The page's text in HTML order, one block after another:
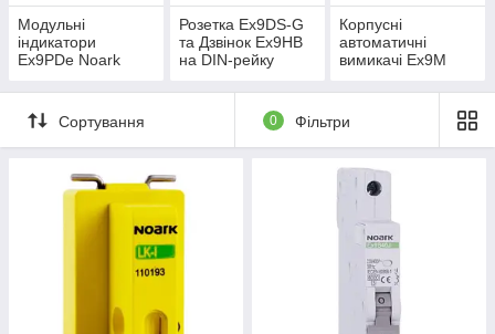
Модульні
індикатори
Ex9PDe Noark
Розетка Ex9DS-G
та Дзвінок Ex9HB
на DIN-рейку
Корпусні
автоматичні
вимикачі Ex9M
Сортування 0 Фільтри